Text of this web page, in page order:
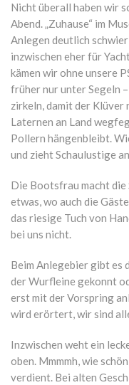
Nicht überall haben wir
Abend. „Zuhause“ im
Anlegen deutlich
inzwischen eher für
kämen wir ohne unsere
früher nur unter Segeln
zirkeln, damit der Klüver
Laternen an Land
Pollern hängenbleibt.
und zieht Schaulustige
Die Bootsfrau macht
etwas, wo auch die
das riesige Tuch von
bei uns nicht.
Beim Anlegebier gibt es
der Wurfleine gekonnt
erst mit der Vorspring
wird erörtert, wir sind
Inzwischen weht ein
oben. Mmmmh, wie
verdient. Bei alten